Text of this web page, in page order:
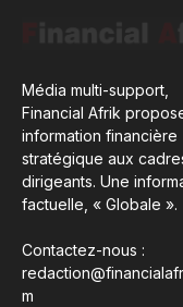
Média multi-support,
Financial Afrik
information financière
stratégique aux
dirigeants. Une
factuelle, « Globale ».
Contactez-nous :
m